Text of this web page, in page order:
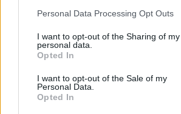
Please note that this website/app uses
not limited to your visit or usage
grant or deny consent to Google and its
use your data for below specified
consent section.
Personal Data Processing Opt Outs
I want to opt-out of the Sharing of my
personal data.
Opted In
I want to opt-out of the Sale of my
Personal Data.
Opted In
απέναντι
του